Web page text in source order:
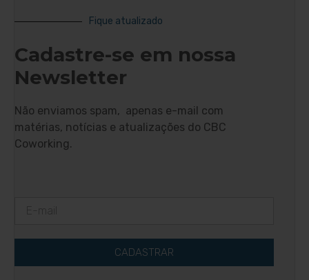
Fique atualizado
Cadastre-se em nossa
Newsletter
Não enviamos spam, apenas e-mail com
matérias, notícias e atualizações do CBC
Coworking.
CADASTRAR